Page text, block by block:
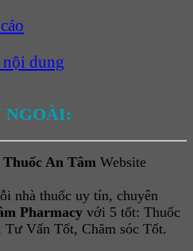
dung
NGOÀI:
Thuốc An Tâm Website
nhà thuốc uy tín, chuyên
Pharmacy với 5 tốt: Thuốc
Vấn Tốt, Chăm sóc Tốt.